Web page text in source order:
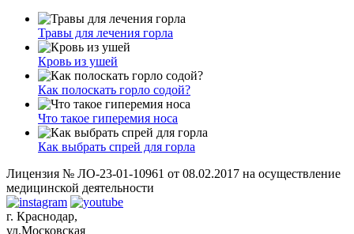
Травы для лечения горла
Кровь из ушей
Как полоскать горло содой?
Что такое гиперемия носа
Как выбрать спрей для горла
Лицензия № ЛО-23-01-10961 от 08.02.2017 на осуществление
медицинской деятельности
г. Краснодар,
ул.Московская